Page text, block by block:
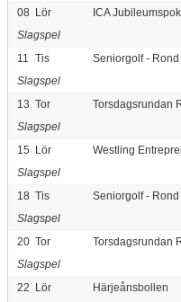
08 Lör
ICA
Slagspel
11
Tis
Seniorgolf - Rond
Slagspel
13 Tor
Torsdagsrundan
Slagspel
15 Lör
Westling
Slagspel
18 Tis
Seniorgolf - Rond
Slagspel
20 Tor
Torsdagsrundan
Slagspel
22 Lör
Härjeånsbollen